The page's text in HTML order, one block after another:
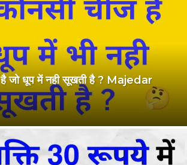
है जो धूप में नही सूखती है ? Majedar